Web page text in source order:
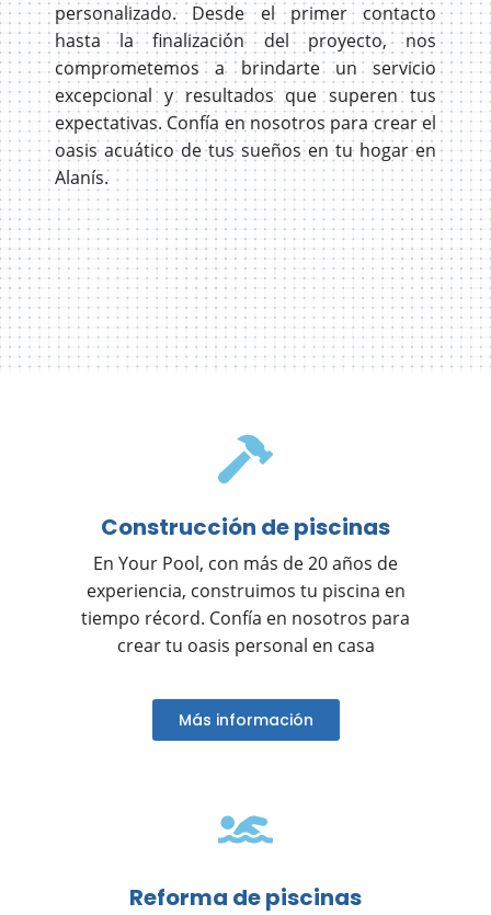
personalizado. Desde el primer contacto
hasta la finalización del proyecto, nos
comprometemos a brindarte un servicio
excepcional y resultados que superen tus
expectativas. Confía en nosotros para crear el
oasis acuático de tus sueños en tu hogar en
Alanís.
Construcción de piscinas
En Your Pool, con más de 20 años de
experiencia, construimos tu piscina en
tiempo récord. Confía en nosotros para
crear tu oasis personal en casa
Más información
Reforma de piscinas